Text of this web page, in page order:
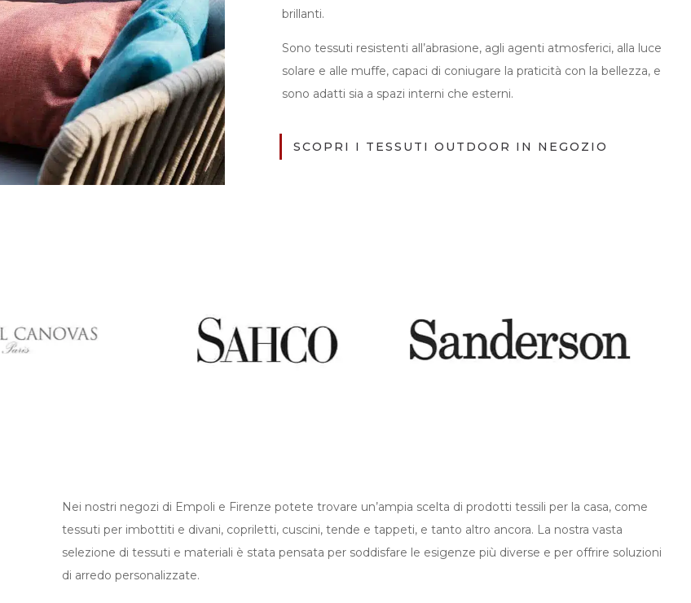
brillanti.
Sono tessuti resistenti all’abrasione, agli agenti atmosferici, alla luce
solare e alle muffe, capaci di coniugare la praticità con la bellezza, e
sono adatti sia a spazi interni che esterni.
SCOPRI I TESSUTI OUTDOOR IN NEGOZIO
Nei nostri negozi di Empoli e Firenze potete trovare un’ampia scelta di prodotti tessili per la casa, come
tessuti per imbottiti e divani, copriletti, cuscini, tende e tappeti, e tanto altro ancora. La nostra vasta
selezione di tessuti e materiali è stata pensata per soddisfare le esigenze più diverse e per offrire soluzioni
di arredo personalizzate.